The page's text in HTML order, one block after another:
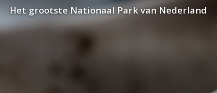
Het grootste Nationaal Park van Nederland